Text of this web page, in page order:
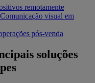
remotamente
Comunicação visual em
pós-venda
soluções